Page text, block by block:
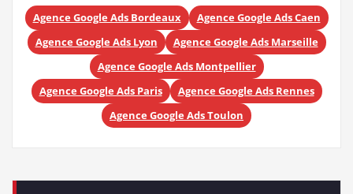
Agence Google Ads Bordeaux
Agence Google Ads Caen
Agence Google Ads Lyon
Agence Google Ads Marseille
Agence Google Ads Montpellier
Agence Google Ads Paris
Agence Google Ads Rennes
Agence Google Ads Toulon